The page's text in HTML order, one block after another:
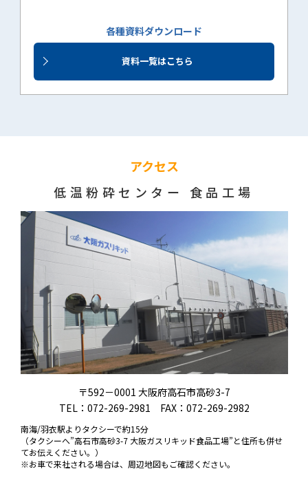
各種資料ダウンロード
資料一覧はこちら
アクセス
低温粉砕センター 食品工場
〒592－0001 大阪府高石市高砂3-7
TEL： 072-269-2981 FAX：072-269-2982
南海/羽衣駅よりタクシーで約15分
（タクシーへ”高石市高砂3-7 大阪ガスリキッド食品工場”と住所も併せ
てお伝えください。）
※お車で来社される場合は、周辺地図もご確認ください。